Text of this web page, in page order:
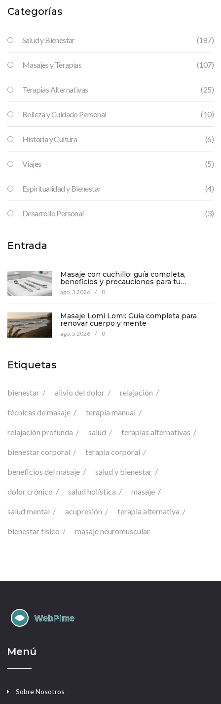
Categorías
Salud y Bienestar (187)
Masajes y Terapias (107)
Terapias Alternativas (25)
Belleza y Cuidado Personal (10)
Historia y Cultura (6)
Viajes (5)
Espiritualidad y Bienestar (4)
Desarrollo Personal (3)
Entrada
Masaje con cuchillo: guía completa,
beneficios y precauciones para tu
bienestar
ago, 3 2026 / 0
Masaje Lomi Lomi: Guía completa para
renovar cuerpo y mente
ago, 5 2026 / 0
Etiquetas
bienestar alivio del dolor relajación
técnicas de masaje terapia manual
relajación profunda salud terapias alternativas
bienestar corporal terapia corporal
beneficios del masaje salud y bienestar
dolor crónico salud holística masaje
salud mental acupresión terapia alternativa
bienestar físico masaje neuromuscular
Menú
Sobre Nosotros